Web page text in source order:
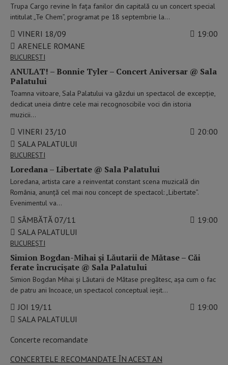
Trupa Cargo revine în fața fanilor din capitală cu un concert special
intitulat „Te Chem”, programat pe 18 septembrie la…
VINERI 18/09
19:00
ARENELE ROMANE
BUCUREŞTI
ANULAT! – Bonnie Tyler – Concert Aniversar @ Sala
Palatului
Toamna viitoare, Sala Palatului va găzdui un spectacol de excepție,
dedicat uneia dintre cele mai recognoscibile voci din istoria
muzicii…
VINERI 23/10
20:00
SALA PALATULUI
BUCUREŞTI
Loredana – Libertate @ Sala Palatului
Loredana, artista care a reinventat constant scena muzicală din
România, anunță cel mai nou concept de spectacol: „Libertate”.
Evenimentul va…
SÂMBĂTĂ 07/11
19:00
SALA PALATULUI
BUCUREŞTI
Simion Bogdan-Mihai și Lăutarii de Mătase – Căi
ferate încrucișate @ Sala Palatului
Simion Bogdan Mihai și Lăutarii de Mătase pregătesc, așa cum o fac
de patru ani încoace, un spectacol conceptual ieșit…
JOI 19/11
19:00
SALA PALATULUI
Concerte recomandate
CONCERTELE RECOMANDATE ÎN ACEST AN